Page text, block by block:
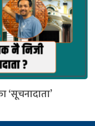
‘सूचनादाता’